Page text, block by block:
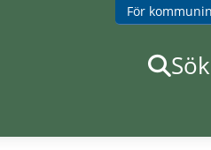
Sök
För